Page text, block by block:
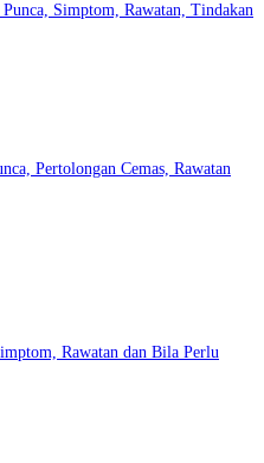
Simptom, Rawatan, Tindakan
Pertolongan Cemas, Rawatan
Rawatan dan Bila Perlu